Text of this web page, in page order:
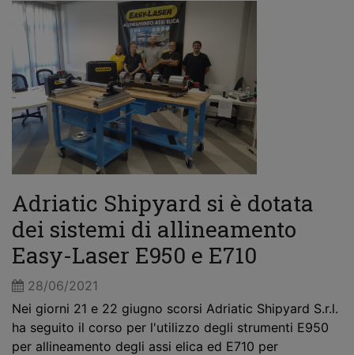
Adriatic Shipyard si è dotata
dei sistemi di allineamento
Easy-Laser E950 e E710
28/06/2021
Nei giorni 21 e 22 giugno scorsi Adriatic Shipyard S.r.l.
ha seguito il corso per l'utilizzo degli strumenti E950
per allineamento degli assi elica ed E710 per